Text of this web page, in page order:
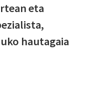
eta
hautagaia